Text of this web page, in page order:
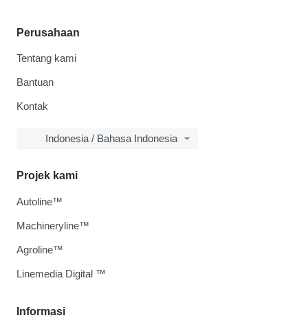
Perusahaan
Tentang kami
Bantuan
Kontak
Indonesia / Bahasa Indonesia
Informasi
Projek kami
Autoline™
Machineryline™
Agroline™
Linemedia Digital ™